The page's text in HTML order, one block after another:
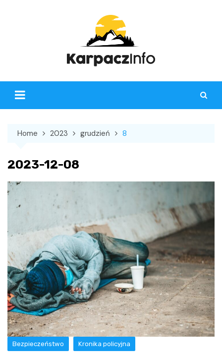
Home 2023 grudzień 8
2023-12-08
Bezpieczeństwo Kronika policyjna